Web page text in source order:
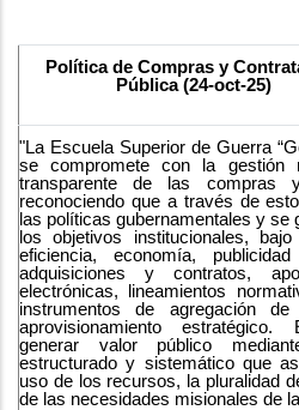
Política de Compras y
Pública (24-oct-25)
"La Escuela Superior de Guerra
se compromete con la gestión
transparente de las compras
reconociendo que a través de
las políticas gubernamentales y se
los objetivos institucionales,
eficiencia, economía,
adquisiciones y contratos,
electrónicas, lineamientos
instrumentos de agregación
aprovisionamiento
generar valor público
estructurado y sistemático que
uso de los recursos, la pluralidad
de las necesidades misionales de